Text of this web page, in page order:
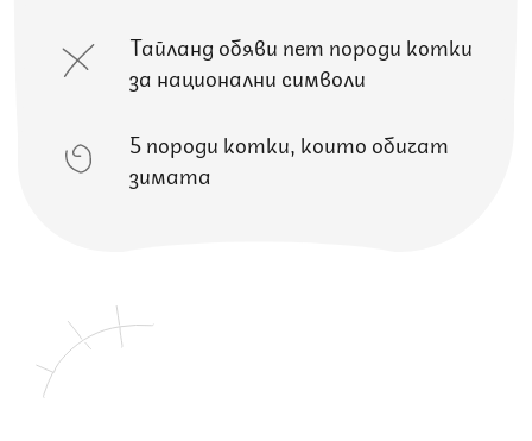
Тайланд обяви пет породи котки
за национални символи
5 породи котки, които обичат
зимата